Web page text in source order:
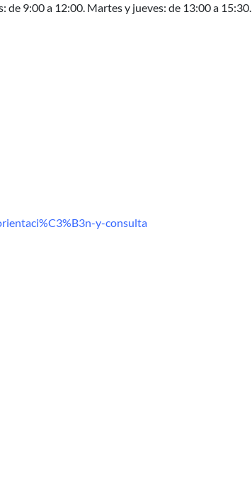
de 9:00 a 12:00. Martes y jueves: de 13:00 a 15:30.
y-consulta